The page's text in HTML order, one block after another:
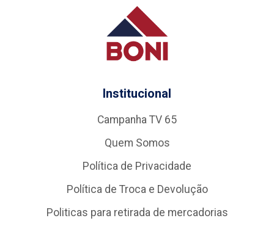
Institucional
Campanha TV 65
Quem Somos
Política de Privacidade
Política de Troca e Devolução
Politicas para retirada de mercadorias